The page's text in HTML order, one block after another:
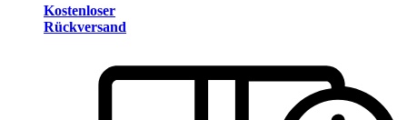
Kostenloser
Rückversand